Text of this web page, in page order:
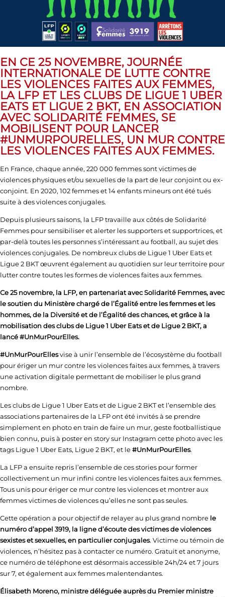
EN CE 25 NOVEMBRE, JOURNÉE
INTERNATIONALE DE LUTTE CONTRE
LES VIOLENCES FAITES AUX FEMMES,
LA LFP ET LES CLUBS DE LIGUE 1 UBER
EATS ET LIGUE 2 BKT, EN ASSOCIATION
AVEC SOLIDARITÉ FEMMES, SE
MOBILISENT POUR LANCER
#UNMURPOURELLES, UN MUR CONTRE
LES VIOLENCES FAITES AUX FEMMES.
En France, chaque année, 220 000 femmes sont victimes de
violences physiques et/ou sexuelles de la part de leur conjoint ou ex-
conjoint. En 2020, 102 femmes et 14 enfants mineurs ont été tués
suite à des violences conjugales.
Depuis plusieurs saisons, la LFP travaille aux côtés de Solidarité
Femmes pour sensibiliser et alerter les supporters et supportrices, et
par-delà toutes les personnes s’intéressant au football, au sujet des
violences conjugales. De nombreux clubs de Ligue 1 Uber Eats et
Ligue 2 BKT œuvrent également au quotidien sur leur territoire pour
lutter contre toutes les formes de violences faites aux femmes.
Ce 25 novembre, la LFP, en partenariat avec Solidarité Femmes, avec
le soutien du Ministère chargé de l’Égalité entre les femmes et les
hommes, de la Diversité et de l’Égalité des chances, et grâce à la
mobilisation des clubs de Ligue 1 Uber Eats et de Ligue 2 BKT, a
lancé #UnMurPourElles.
#UnMurPourEllesvise à unir l’ensemble de l’écosystème du football
pour ériger un mur contre les violences faites aux femmes, à travers
une activation digitale permettant de mobiliser le plus grand
nombre.
Les clubs de Ligue 1 Uber Eats et de Ligue 2 BKT et l’ensemble des
associations partenaires de la LFP ont été invités à se prendre
simplement en photo en train de faire un mur, geste footballistique
bien connu, puis à poster en story sur Instagram cette photo avec les
tags Ligue 1 Uber Eats, Ligue 2 BKT, et le#UnMurPourElles.
La LFP a ensuite repris l’ensemble de ces stories pour former
collectivement un mur infini contre les violences faites aux femmes.
Tous unis pour ériger ce mur contre les violences et montrer aux
femmes victimes de violences qu’elles ne sont pas seules.
Cette opération a pour objectif de relayer au plus grand nombre le
numéro d’appel 3919, la ligne d’écoute des victimes de violences
sexistes et sexuelles, en particulier conjugales. Victime ou témoin de
violences, n’hésitez pas à contacter ce numéro. Gratuit et anonyme,
ce numéro de téléphone est désormais accessible 24h/24 et 7 jours
sur 7, et également aux femmes malentendantes.
Élisabeth Moreno, ministre déléguée auprès du Premier ministre